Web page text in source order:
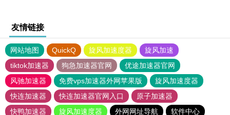
友情链接
网站地图 QuickQ 旋风加速度器
旋风加速
tiktok加速器
狗急加速器官网
优途加速器官网
风驰加速器
免费vps加速器外网苹果版
旋风加速度器
快连加速器
快连加速器官网入口
原子加速器
快鸭加速器
旋风加速度器 外网网址导航
软件中心